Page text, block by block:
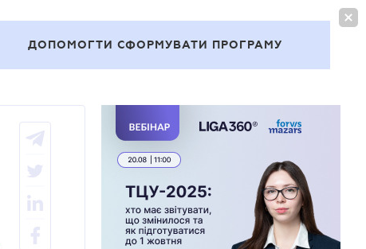
ДОПОМОГТИ СФОРМУВАТИ ПРОГРАМУ